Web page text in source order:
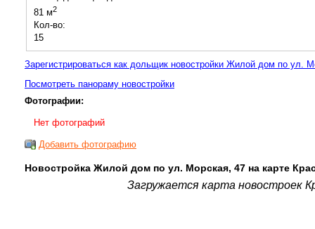
81 м2
Кол-во:
15
Зарегистрироваться как дольщик новостройки Жилой дом по ул.
Посмотреть панораму новостройки
Фотографии:
Нет фотографий
Добавить фотографию
Новостройка Жилой дом по ул. Морская, 47 на карте
Загружается карта новостроек